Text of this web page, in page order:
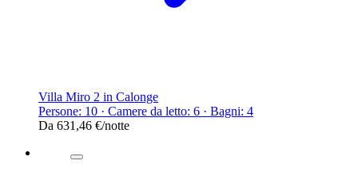
Villa Miro 2 in Calonge
Persone: 10 · Camere da letto: 6 · Bagni: 4
Da 631,46 €/notte